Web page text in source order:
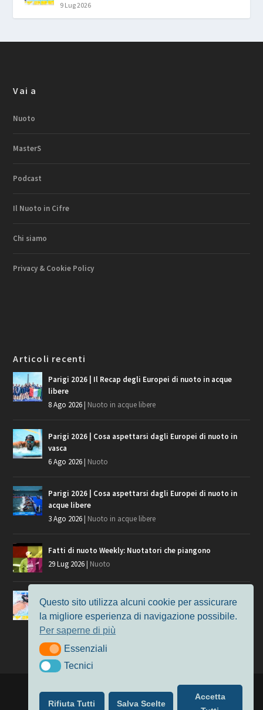
9 Lug 2026
Vai a
Nuoto
MasterS
Podcast
Il Nuoto in Cifre
Chi siamo
Privacy & Cookie Policy
Articoli recenti
Parigi 2026 | Il Recap degli Europei di nuoto in acque
libere
8 Ago 2026 Nuoto in acque libere
Parigi 2026 | Cosa aspettarsi dagli Europei di nuoto in
vasca
6 Ago 2026 Nuoto
Parigi 2026 | Cosa aspettarsi dagli Europei di nuoto in
acque libere
3 Ago 2026 Nuoto in acque libere
Fatti di nuoto Weekly: Nuotatori che piangono
29 Lug 2026 Nuoto
Giochi del Mediterraneo, i convocati del nuoto per
Taranto 2026
9 Lug 2026
Nuoto
| Alimentato da
Nuoto
MasterS Podcast Il Nuoto in Cifre
Questo sito utilizza alcuni cookie per assicurare
la migliore esperienza di navigazione possibile.
Per saperne di più
EssenzialiEssenziali
TecniciTecnici
Rifiuta Tutti Salva Scelte
Accetta